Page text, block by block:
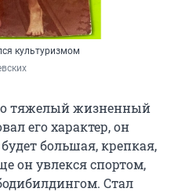
культуризмом
тяжелый жизненный
его характер, он
большая, крепкая,
он увлекся спортом,
Стал